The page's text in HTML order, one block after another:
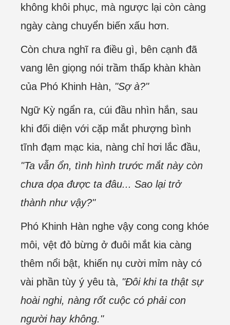
không khôi phục, mà ngược lại còn càng
ngày càng chuyển biến xấu hơn.
Còn chưa nghĩ ra điều gì, bên cạnh đã
vang lên giọng nói trầm thấp khàn khàn
của Phó Khinh Hàn, "Sợ à?"
Ngữ Kỳ ngẩn ra, cúi đầu nhìn hắn, sau
khi đối diện với cặp mắt phượng bình
tĩnh đạm mạc kia, nàng chỉ hơi lắc đầu,
"Ta vẫn ổn, tình hình trước mắt này còn
chưa dọa được ta đâu... Sao lại trở
thành như vậy?"
Phó Khinh Hàn nghe vậy cong cong khóe
môi, vệt đỏ bừng ở đuôi mắt kia càng
thêm nổi bật, khiến nụ cười mỉm này có
vài phần tùy ý yêu tà, "Đôi khi ta thật sự
hoài nghi, nàng rốt cuộc có phải con
người hay không."